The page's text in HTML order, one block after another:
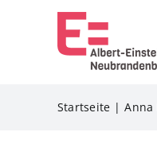
Startseite Anna